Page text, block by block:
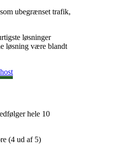
ubegrænset trafik,
løsninger
løsning være blandt
hele 10
(4 ud af 5)